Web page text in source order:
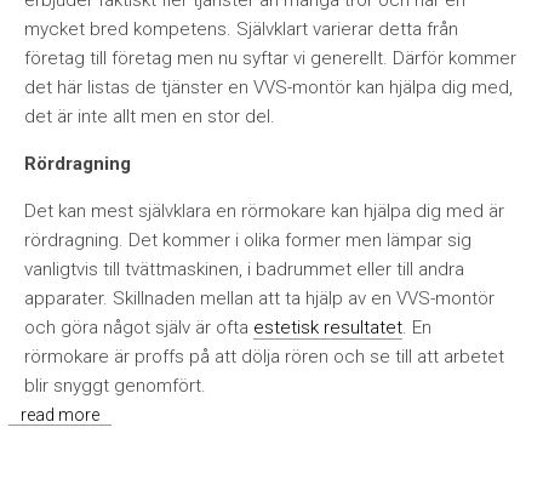
mycket bred kompetens. Självklart varierar detta från
företag till företag men nu syftar vi generellt. Därför kommer
det här listas de tjänster en VVS-montör kan hjälpa dig med,
det är inte allt men en stor del.
Rördragning
Det kan mest självklara en rörmokare kan hjälpa dig med är
rördragning. Det kommer i olika former men lämpar sig
vanligtvis till tvättmaskinen, i badrummet eller till andra
apparater. Skillnaden mellan att ta hjälp av en VVS-montör
och göra något själv är ofta estetisk resultatet. En
rörmokare är proffs på att dölja rören och se till att arbetet
blir snyggt genomfört.
read more